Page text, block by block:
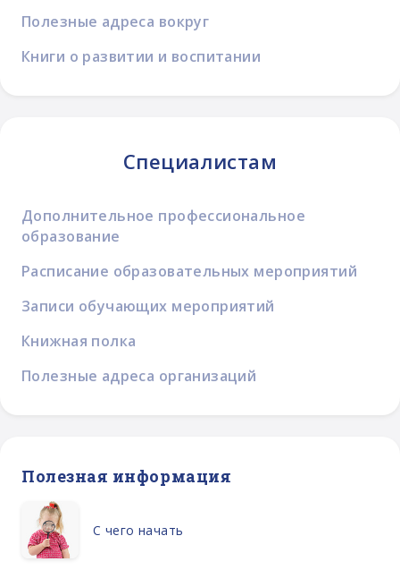
Полезные адреса вокруг
Книги о развитии и воспитании
Специалистам
Дополнительное профессиональное
образование
Расписание образовательных мероприятий
Записи обучающих мероприятий
Книжная полка
Полезные адреса организаций
Полезная информация
С чего начать